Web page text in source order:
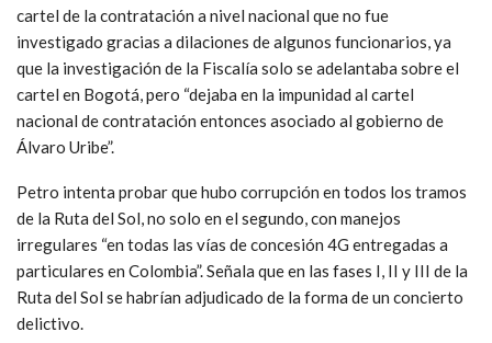
cartel de la contratación a nivel nacional que no fue
investigado gracias a dilaciones de algunos funcionarios, ya
que la investigación de la Fiscalía solo se adelantaba sobre el
cartel en Bogotá, pero “dejaba en la impunidad al cartel
nacional de contratación entonces asociado al gobierno de
Álvaro Uribe”.
Petro intenta probar que hubo corrupción en todos los tramos
de la Ruta del Sol, no solo en el segundo, con manejos
irregulares “en todas las vías de concesión 4G entregadas a
particulares en Colombia”. Señala que en las fases I, II y III de la
Ruta del Sol se habrían adjudicado de la forma de un concierto
delictivo.